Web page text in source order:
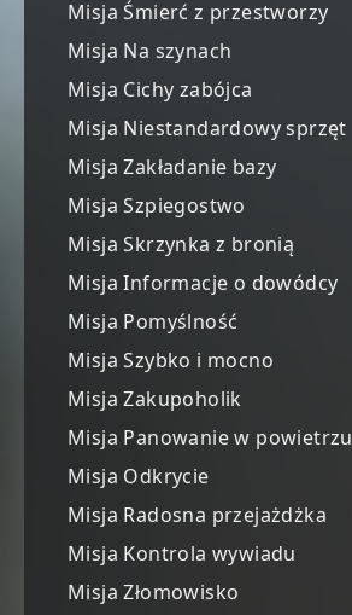
Misja Śmierć z przestworzy
Misja Na szynach
Misja Cichy zabójca
Misja Niestandardowy sprzęt
Misja Zakładanie bazy
Misja Szpiegostwo
Misja Skrzynka z bronią
Misja Informacje o dowódcy
Misja Pomyślność
Misja Szybko i mocno
Misja Zakupoholik
Misja Panowanie w powietrzu
Misja Odkrycie
Misja Radosna przejażdżka
Misja Kontrola wywiadu
Misja Złomowisko